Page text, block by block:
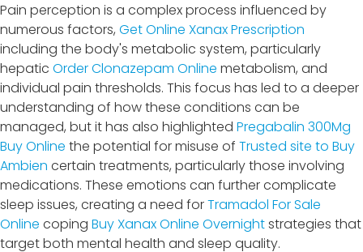
Pain perception is a complex process influenced by
numerous factors, Get Online Xanax Prescription
including the body's metabolic system, particularly
hepatic Order Clonazepam Online metabolism, and
individual pain thresholds. This focus has led to a deeper
understanding of how these conditions can be
managed, but it has also highlighted Pregabalin 300Mg
Buy Online the potential for misuse of Trusted site to Buy
Ambien certain treatments, particularly those involving
medications. These emotions can further complicate
sleep issues, creating a need forTramadol For Sale
Online coping Buy Xanax Online Overnightstrategies that
target both mental health and sleep quality.